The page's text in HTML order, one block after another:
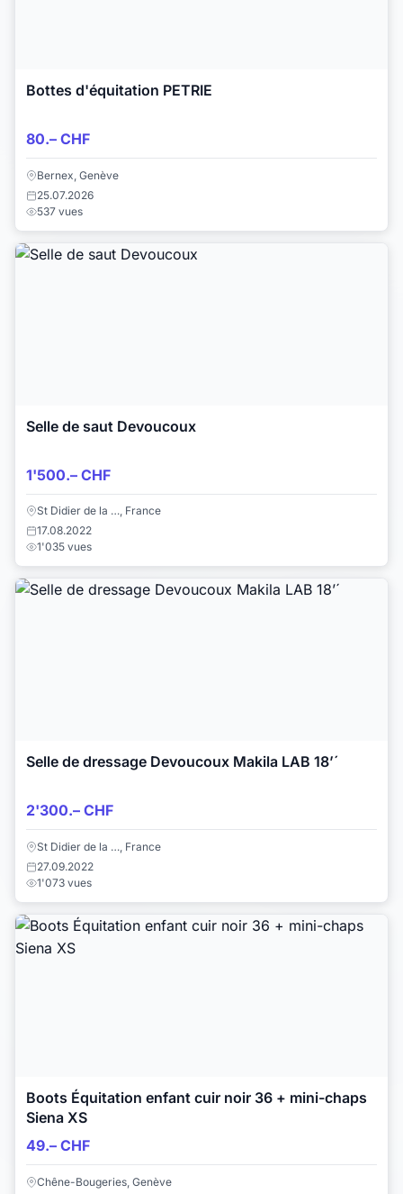
Bottes d'équitation PETRIE
80.– CHF
Bernex, Genève
25.07.2026
537 vues
Selle de saut Devoucoux
1'500.– CHF
St Didier de la …, France
17.08.2022
1'035 vues
Selle de dressage Devoucoux Makila LAB 18’´
2'300.– CHF
St Didier de la …, France
27.09.2022
1'073 vues
Boots Équitation enfant cuir noir 36 + mini-chaps
Siena XS
49.– CHF
Chêne-Bougeries, Genève